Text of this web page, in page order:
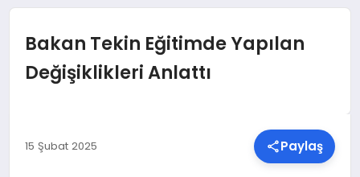
GÜNDEM
MAGAZIN
Bakan Tekin Eğitimde Yapılan
Değişiklikleri Anlattı
15 Şubat 2025 Paylaş